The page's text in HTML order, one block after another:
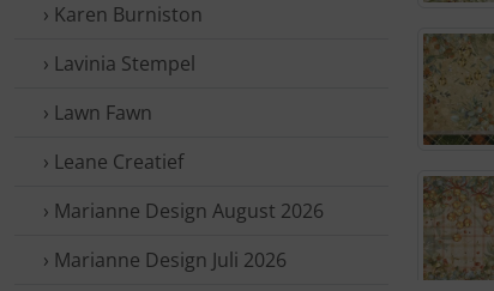
› Karen Burniston
› Lavinia Stempel
› Lawn Fawn
› Leane Creatief
› Marianne Design August 2026
› Marianne Design Juli 2026